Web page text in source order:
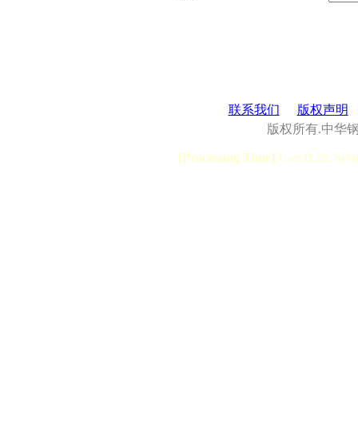
联系我们
版权声明
版权所有.中华
[Processing Time] User:0.28,